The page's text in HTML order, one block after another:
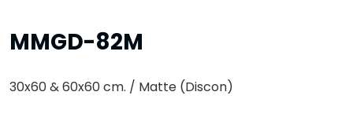
MMGD-82M
30x60 & 60x60 cm. / Matte (Discon)